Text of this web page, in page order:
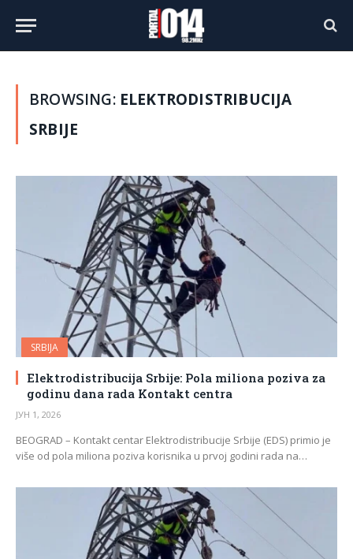
BROWSING: ELEKTRODISTRIBUCIJA
SRBIJE
SRBIJA
Elektrodistribucija Srbije: Pola miliona poziva za
godinu dana rada Kontakt centra
ЈУН 1, 2026
BEOGRAD – Kontakt centar Elektrodistribucije Srbije (EDS) primio je
više od pola miliona poziva korisnika u prvoj godini rada na…